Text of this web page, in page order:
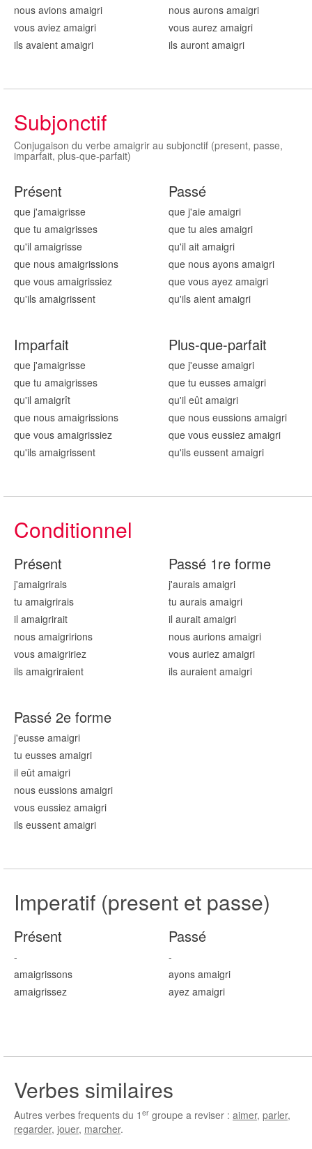
nous avions amaigri
vous aviez amaigri
ils avaient amaigri
nous aurons amaigri
vous aurez amaigri
ils auront amaigri
Subjonctif
Conjugaison du verbe amaigrir au subjonctif (present, passe,
imparfait, plus-que-parfait)
Présent
que j'amaigrisse
que tu amaigrisses
qu'il amaigrisse
que nous amaigrissions
que vous amaigrissiez
qu'ils amaigrissent
Passé
que j'aie amaigri
que tu aies amaigri
qu'il ait amaigri
que nous ayons amaigri
que vous ayez amaigri
qu'ils aient amaigri
Imparfait
que j'amaigrisse
que tu amaigrisses
qu'il amaigrît
que nous amaigrissions
que vous amaigrissiez
qu'ils amaigrissent
Plus-que-parfait
que j'eusse amaigri
que tu eusses amaigri
qu'il eût amaigri
que nous eussions amaigri
que vous eussiez amaigri
qu'ils eussent amaigri
Conditionnel
Présent
j'amaigrirais
tu amaigrirais
il amaigrirait
nous amaigririons
vous amaigririez
ils amaigriraient
Passé 1re forme
j'aurais amaigri
tu aurais amaigri
il aurait amaigri
nous aurions amaigri
vous auriez amaigri
ils auraient amaigri
Passé 2e forme
j'eusse amaigri
tu eusses amaigri
il eût amaigri
nous eussions amaigri
vous eussiez amaigri
ils eussent amaigri
Imperatif (present et passe)
Présent
-
amaigrissons
amaigrissez
Passé
-
ayons amaigri
ayez amaigri
Verbes similaires
Autres verbes frequents du 1 er groupe a reviser : aimer, parler,
regarder, jouer, marcher.